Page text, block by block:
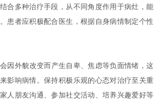
合多种治疗手段，从不同角度作用于病灶，能
患者应积极配合医生，根据自身病情制定个性
会因外貌改变而产生自卑、焦虑等负面情绪，这
影响病情。保持积极乐观的心态对治疗至关重
人朋友沟通、参加社交活动、培养兴趣爱好等